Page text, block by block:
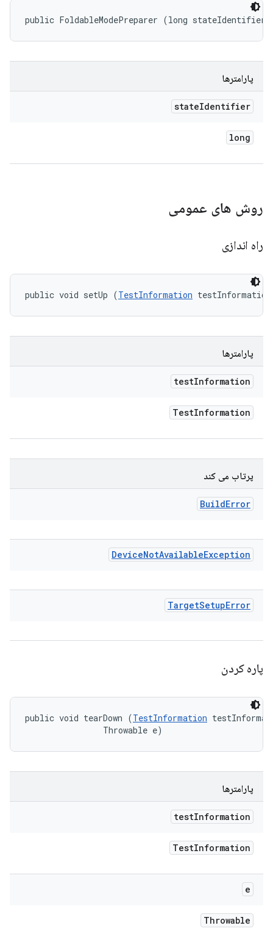
public FoldableModePreparer (long stateIdentifier)
پارامترها
stateIdentifier
long
روش های عمومی
راه اندازی
public void setUp (TestInformation
پارامترها
testInformation
TestInformation
پرتاب می کند
BuildError
DeviceNotAvailableException
TargetSetupError
پاره کردن
public void tearDown (TestInformation
                Throwable e)
پارامترها
testInformation
TestInformation
e
Throwable